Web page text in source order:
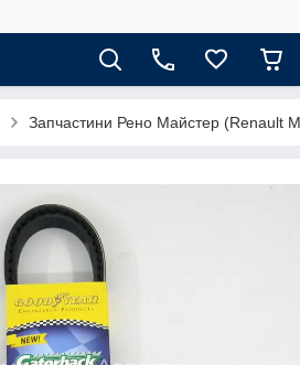
Запчастини Рено Майстер (Renault